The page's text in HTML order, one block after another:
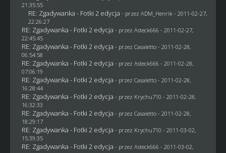
21:35:55
RE: Zgadywanka - Fotki 2 edycja - przez ADM_Henrik - 2011-02-27,
22:26:27
RE: Zgadywanka - Fotki 2 edycja - przez Asteck666 - 2011-02-27,
22:45:45
RE: Zgadywanka - Fotki 2 edycja - przez Casaletto- 2011-02-28,
06:54:58
RE: Zgadywanka - Fotki 2 edycja - przez Asteck666 - 2011-02-28,
07:06:19
RE: Zgadywanka - Fotki 2 edycja - przez Casaletto- 2011-02-28,
16:28:44
RE: Zgadywanka - Fotki 2 edycja - przez Krychu710 - 2011-02-28,
16:32:33
RE: Zgadywanka - Fotki 2 edycja - przez Casaletto- 2011-02-28,
18:29:17
RE: Zgadywanka - Fotki 2 edycja - przez Krychu710 - 2011-03-02,
15:39:35
RE: Zgadywanka - Fotki 2 edycja - przez Asteck666 - 2011-03-02,